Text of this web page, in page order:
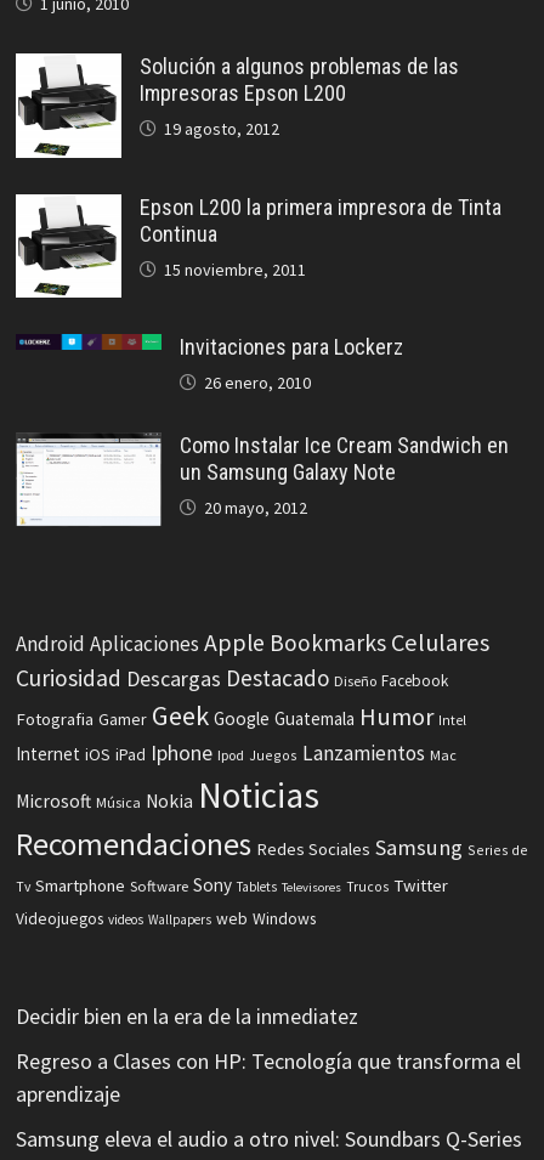
Solución a algunos problemas de las
Impresoras Epson L200
19 agosto, 2012
Epson L200 la primera impresora de Tinta
Continua
15 noviembre, 2011
Invitaciones para Lockerz
26 enero, 2010
Como Instalar Ice Cream Sandwich en
un Samsung Galaxy Note
20 mayo, 2012
Android Aplicaciones Apple Bookmarks Celulares
Curiosidad Descargas Destacado Diseño Facebook
Fotografia Gamer Geek Google Guatemala Humor Intel
Internet iOS iPad Iphone Ipod Juegos Lanzamientos Mac
Microsoft Música Nokia Noticias
Recomendaciones Redes Sociales Samsung Series de
Tv Smartphone Software Sony Tablets Televisores Trucos Twitter
Videojuegos videos Wallpapers web Windows
Decidir bien en la era de la inmediatez
Regreso a Clases con HP: Tecnología que transforma el
aprendizaje
Samsung eleva el audio a otro nivel: Soundbars Q-Series